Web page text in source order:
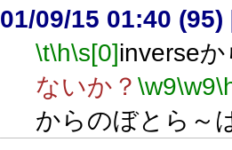
01/09/15 01:40 (95)
\t\h\s[0]inverse
ないか？ \w9\w9
からのぼとら～